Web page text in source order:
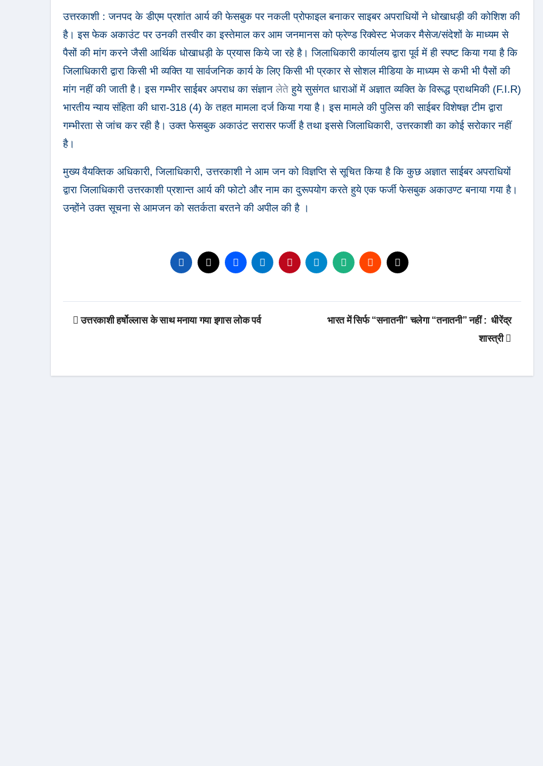
उत्तरकाशी : जनपद के डीएम प्रशांत आर्य की फेसबुक पर नकली प्रोफाइल बनाकर साइबर अपराधियों ने धोखाधड़ी की कोशिश की
है। इस फेक अकाउंट पर उनकी तस्वीर का इस्तेमाल कर आम जनमानस को फ्रेण्ड रिक्वेस्ट भेजकर मैसेज/संदेशों के माध्यम से
पैसों की मांग करने जैसी आर्थिक धोखाधड़ी के प्रयास किये जा रहे है। जिलाधिकारी कार्यालय द्वारा पूर्व में ही स्पष्ट किया गया है कि
जिलाधिकारी द्वारा किसी भी व्यक्ति या सार्वजनिक कार्य के लिए किसी भी प्रकार से सोशल मीडिया के माध्यम से कभी भी पैसों की
मांग नहीं की जाती है। इस गम्भीर साईबर अपराध का संज्ञान लेते हुये सुसंगत धाराओं में अज्ञात व्यक्ति के विरूद्ध प्राथमिकी (F.I.R)
भारतीय न्याय संहिता की धारा-318 (4) के तहत मामला दर्ज किया गया है। इस मामले की पुलिस की साईबर विशेषज्ञ टीम द्वारा
गम्भीरता से जांच कर रही है। उक्त फेसबुक अकाउंट सरासर फर्जी है तथा इससे जिलाधिकारी, उत्तरकाशी का कोई सरोकार नहीं
है।
मुख्य वैयक्तिक अधिकारी, जिलाधिकारी, उत्तरकाशी ने आम जन को विज्ञप्ति से सूचित किया है कि कुछ अज्ञात साईबर अपराधियों
द्वारा जिलाधिकारी उत्तरकाशी प्रशान्त आर्य की फोटो और नाम का दुरूपयोग करते हुये एक फर्जी फेसबुक अकाउण्ट बनाया गया है।
उन्होंने उक्त सूचना से आमजन को सतर्कता बरतने की अपील की है ।
Post
उत्तरकाशी हर्षोल्लास के साथ मनाया गया इगास लोक पर्व
भारत में सिर्फ “सनातनी” चलेगा “तनातनी” नहीं : धीरेंद्र
शास्त्री